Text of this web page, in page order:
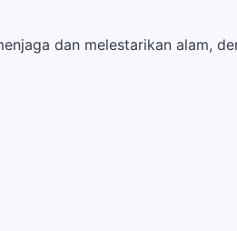
dan melestarikan alam,